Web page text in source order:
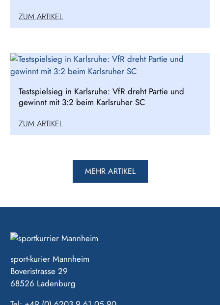
ZUM ARTIKEL
Testspielsieg in Karlsruhe: VfR dreht Partie und
gewinnt mit 3:2 beim Karlsruher SC
ZUM ARTIKEL
MEHR ARTIKEL
sport-kurier Mannheim
Boveristrasse 29
68526 Ladenburg